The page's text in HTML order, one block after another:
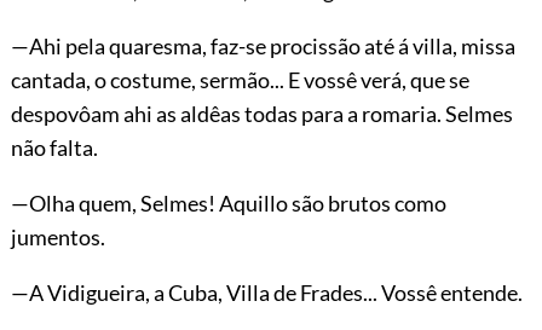
—Ahi pela quaresma, faz-se procissão até á villa, missa
cantada, o costume, sermão... E vossê verá, que se
despovôam ahi as aldêas todas para a romaria. Selmes
não falta.
—Olha quem, Selmes! Aquillo são brutos como
jumentos.
—A Vidigueira, a Cuba, Villa de Frades... Vossê entende.